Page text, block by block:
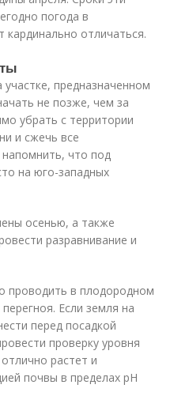
погода в
отличаться.
предназначенном
не позже, чем за
убрать с территории
и сжечь все
что под
на юго-западных
осенью, а также
разравнивание и
проводить в плодородном
Если земля на
перед посадкой
проверку уровня
растет и
почвы в пределах pH